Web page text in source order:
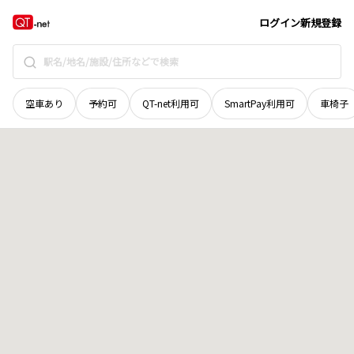
ログイン新規登録
空車あり 予約可 QT-net利用可 SmartPay利用可 車椅子
福井県